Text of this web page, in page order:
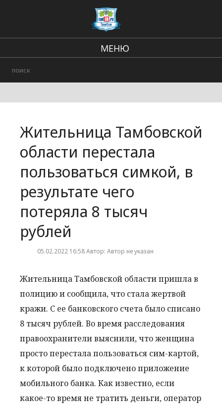
МЕНЮ
Городские события
Жительница Тамбовской
области перестала
пользоваться симкой, в
результате чего
потеряла 8 тысяч
рублей
05.02.2022 16:58 Автор: Автор не указан
Жительница Тамбовской области пришла в
полицию и сообщила, что стала жертвой
кражи. С ее банковского счета было списано
8 тысяч рублей. Во время расследования
правоохранители выяснили, что женщина
просто перестала пользоваться сим-картой,
к которой было подключено приложение
мобильного банка. Как известно, если
какое-то время не тратить деньги, оператор